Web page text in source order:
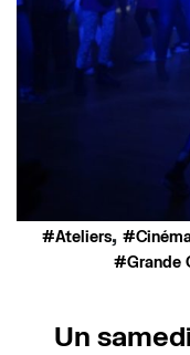
Ateliers,
Grande
Un